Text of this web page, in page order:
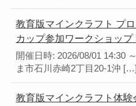
教育版マインクラフト プ
カップ参加ワークショップ
開催日時: 2026/08/01 14:30
ま市石川赤崎2丁目20-1沖 […]
教育版マインクラフト体